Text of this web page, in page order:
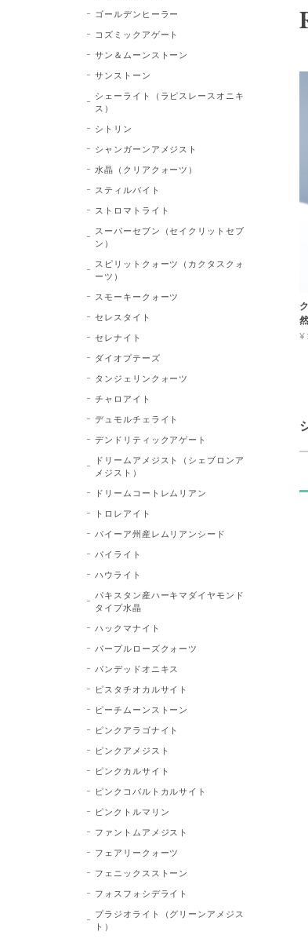
ゴールデンヒーラー
コズミックアゲート
サン＆ムーンストーン
サンストーン
シェーライト（ラピスレースオニキ
ス）
シトリン
シャンガーンアメジスト
水晶（クリアクォーツ）
スティルバイト
ストロマトライト
スーパーセブン（セイクリットセブ
ン）
スピリットクォーツ（カクタスクォ
ーツ）
スモーキークォーツ
セレスタイト
セレナイト
ダイオプテーズ
タンジェリンクォーツ
チャロアイト
デュモルチェライト
デンドリティックアゲート
ドリームアメジスト（シェブロンア
メジスト）
ドリームコートレムリアン
トロレアイト
バイーア州産レムリアンシード
パイライト
ハウライト
パキスタン産ハーキマダイヤモンド
タイプ水晶
ハックマナイト
パープルローズクォーツ
バンデッドオニキス
ピスタチオカルサイト
ピーチムーンストーン
ピンクアラゴナイト
ピンクアメジスト
ピンクカルサイト
ピンクコバルトカルサイト
ピンクトルマリン
ファントムアメジスト
フェアリークォーツ
フェニックスストーン
フォスフォシデライト
プラジオライト（グリーンアメジス
ト）